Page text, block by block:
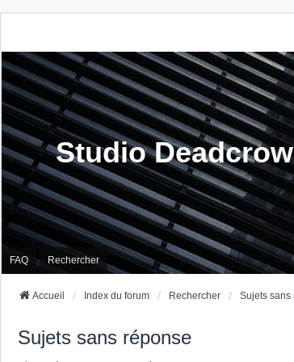
Studio
FAQ Rechercher
Accueil Index du forum Rechercher Sujets sans
Sujets sans réponse